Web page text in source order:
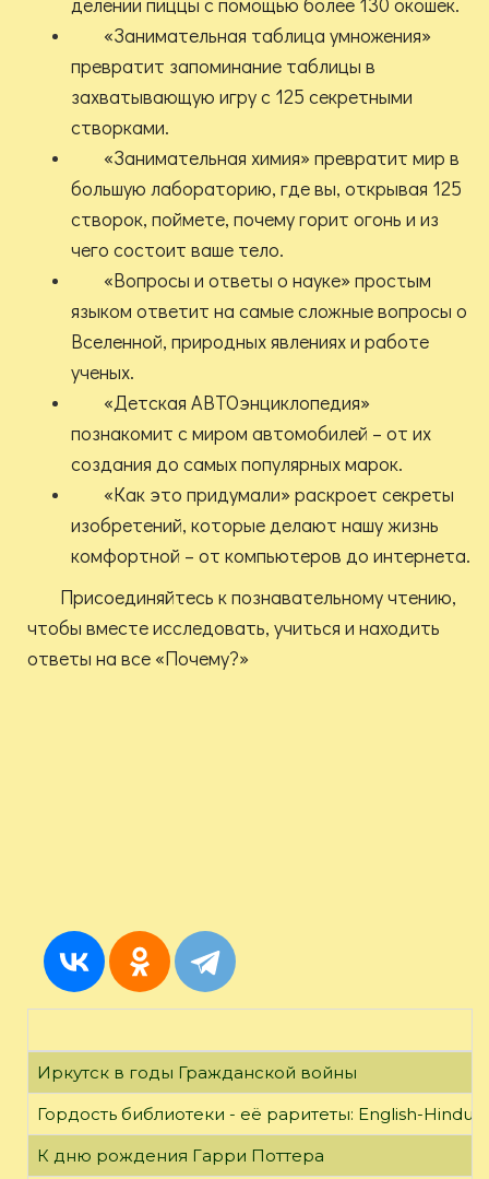
«Занимательная таблица умножения»
превратит запоминание таблицы в
захватывающую игру с 125 секретными
створками.
«Занимательная химия» превратит мир в
большую лабораторию, где вы, открывая 125
створок, поймете, почему горит огонь и из
чего состоит ваше тело.
«Вопросы и ответы о науке» простым
языком ответит на самые сложные вопросы о
Вселенной, природных явлениях и работе
ученых.
«Детская АВТОэнциклопедия»
познакомит с миром автомобилей – от их
создания до самых популярных марок.
«Как это придумали» раскроет секреты
изобретений, которые делают нашу жизнь
комфортной – от компьютеров до интернета.
Присоединяйтесь к познавательному чтению,
чтобы вместе исследовать, учиться и находить
ответы на все «Почему?»
Иркутск в годы Гражданской войны
Гордость библиотеки - её раритеты: English-
К дню рождения Гарри Поттера